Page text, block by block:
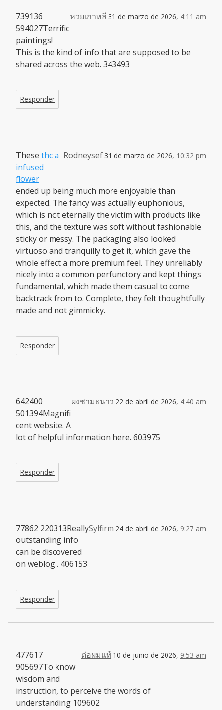
หวยเกาหลี 31 de marzo de 2026, 4:11 am
739136
594027Terrific
paintings!
This is the kind of info that are supposed to be
shared across the web. 343493
Responder
Rodneysef 31 de marzo de 2026, 10:32 pm
These thc a
infused
flower
ended up being much more enjoyable than
expected. The fancy was actually euphonious,
which is not eternally the victim with products like
this, and the texture was soft without fashionable
sticky or messy. The packaging also looked
virtuoso and tranquilly to get it, which gave the
whole effect a more premium feel. They unreliably
nicely into a common perfunctory and kept things
fundamental, which made them casual to come
backtrack from to. Complete, they felt thoughtfully
made and not gimmicky.
Responder
ผงชามะนาว 22 de abril de 2026, 4:40 am
642400
501394Magnifi
cent website. A
lot of helpful information here. 603975
Responder
Sylfirm 24 de abril de 2026, 9:27 am
77862 220313Really
outstanding info
can be discovered
on weblog . 406153
Responder
ต่อผมแท้ 10 de junio de 2026, 9:53 am
477617
905697To know
wisdom and
instruction, to perceive the words of
understanding 109602